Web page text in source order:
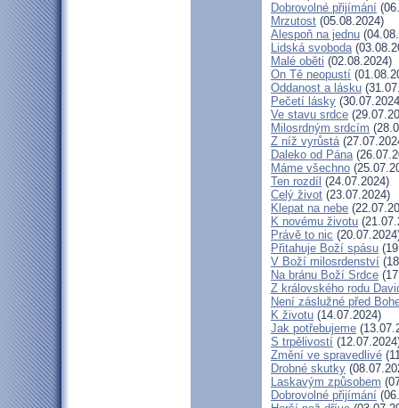
Dobrovolné přijímání
Mrzutost (05.08.2024)
Alespoň na jednu
Lidská svoboda
Malé oběti (02.08.2024)
On Tě neopustí
Oddanost a lásku
Pečetí lásky
Ve stavu srdce
Milosrdným srdcím
Z níž vyrůstá
Daleko od Pána
Máme všechno
Ten rozdíl (24.07.2024)
Celý život (23.07.2024)
Klepat na nebe
K novému životu
Právě to nic
Přitahuje Boží spásu
V Boží milosrdenství
Na bránu Boží Srdce
Z královského rodu
Není záslužné před
K životu (14.07.2024)
Jak potřebujeme
S trpělivostí
Změní ve spravedlivé
Drobné skutky
Laskavým způsobem
Dobrovolné přijímání